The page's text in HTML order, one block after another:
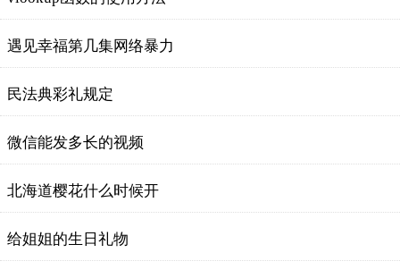
遇见幸福第几集网络暴力
民法典彩礼规定
微信能发多长的视频
北海道樱花什么时候开
给姐姐的生日礼物